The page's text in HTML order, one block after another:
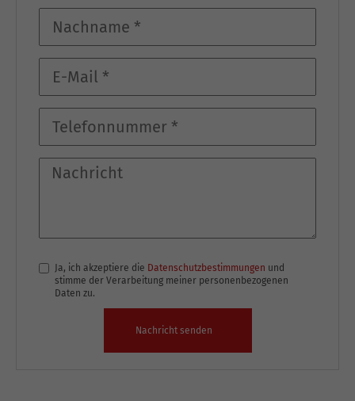
Ja, ich akzeptiere die Datenschutzbestimmungen und
stimme der Verarbeitung meiner personenbezogenen
Daten zu.